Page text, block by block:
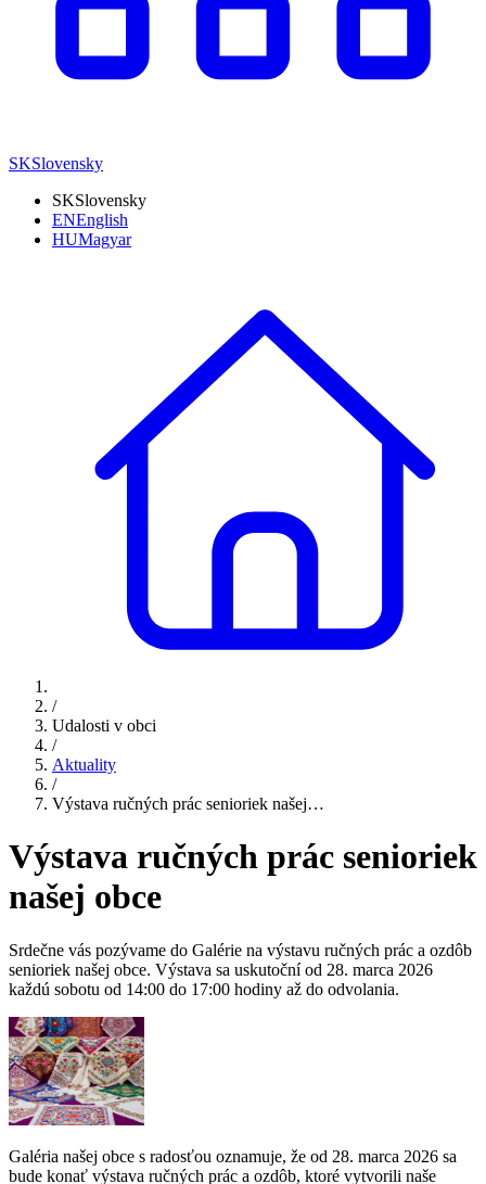
SKSlovensky
SKSlovensky
ENEnglish
HUMagyar
/
Udalosti v obci
/
Aktuality
/
Výstava ručných prác senioriek našej…
Výstava ručných prác senioriek
našej obce
Srdečne vás pozývame do Galérie na výstavu ručných prác a ozdôb
senioriek našej obce. Výstava sa uskutoční od 28. marca 2026
každú sobotu od 14:00 do 17:00 hodiny až do odvolania.
Galéria našej obce s radosťou oznamuje, že od 28. marca 2026 sa
bude konať výstava ručných prác a ozdôb, ktoré vytvorili naše